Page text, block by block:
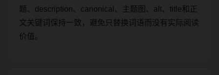
题、description、canonical、主题图、alt、title和正
文关键词保持一致，避免只替换词语而没有实际阅读
价值。